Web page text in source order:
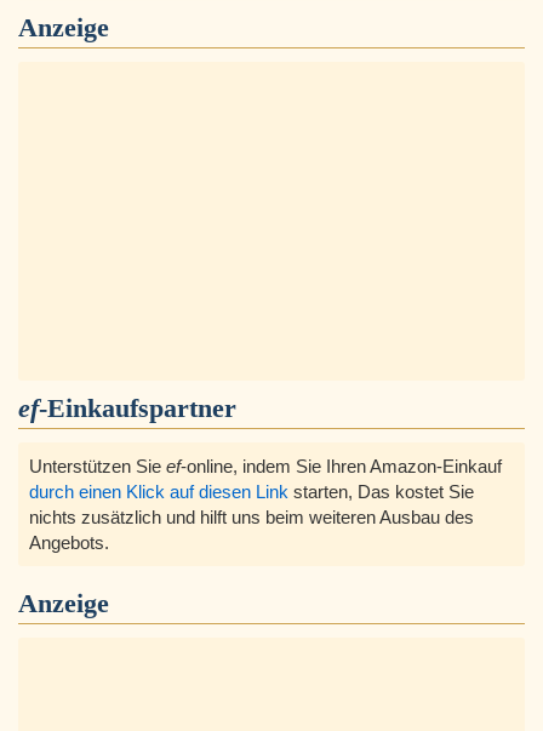
Anzeige
ef-Einkaufspartner
Unterstützen Sie ef-online, indem Sie Ihren Amazon-Einkauf
durch einen Klick auf diesen Link starten, Das kostet Sie
nichts zusätzlich und hilft uns beim weiteren Ausbau des
Angebots.
Anzeige